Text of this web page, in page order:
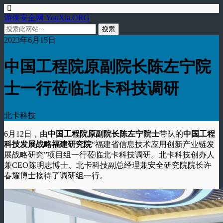
游侠安全网 YouXia.ORG
2023年6月15日
中国工程院原副院长陈左宁院
士一行莅临北卡科技调研
北卡科技
6月12日，由中国工程院原副院长陈左宁院士带队的中国工程
科技发展战略福建研究院“福建省信息技术应用创新产业链发
展战略研究”项目组一行莅临北卡科技调研。北卡科技创办人
兼CEO陈明志博士、北卡科技副总经理兼安全研究院院长许
春耀博士接待了调研组一行。